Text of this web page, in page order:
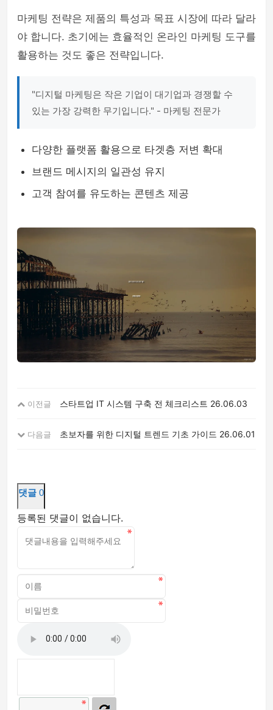
마케팅 전략은 제품의 특성과 목표 시장에 따라 달라
야 합니다. 초기에는 효율적인 온라인 마케팅 도구를
활용하는 것도 좋은 전략입니다.
"디지털 마케팅은 작은 기업이 대기업과 경쟁할 수
있는 가장 강력한 무기입니다." - 마케팅 전문가
다양한 플랫폼 활용으로 타겟층 저변 확대
브랜드 메시지의 일관성 유지
고객 참여를 유도하는 콘텐츠 제공
이전글 스타트업 IT 시스템 구축 전 체크리스트 26.06.03
다음글 초보자를 위한 디지털 트렌드 기초 가이드 26.06.01
댓글 0
등록된 댓글이 없습니다.